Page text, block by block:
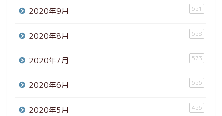
2020年9月 551
2020年8月 558
2020年7月 573
2020年6月 555
2020年5月 456